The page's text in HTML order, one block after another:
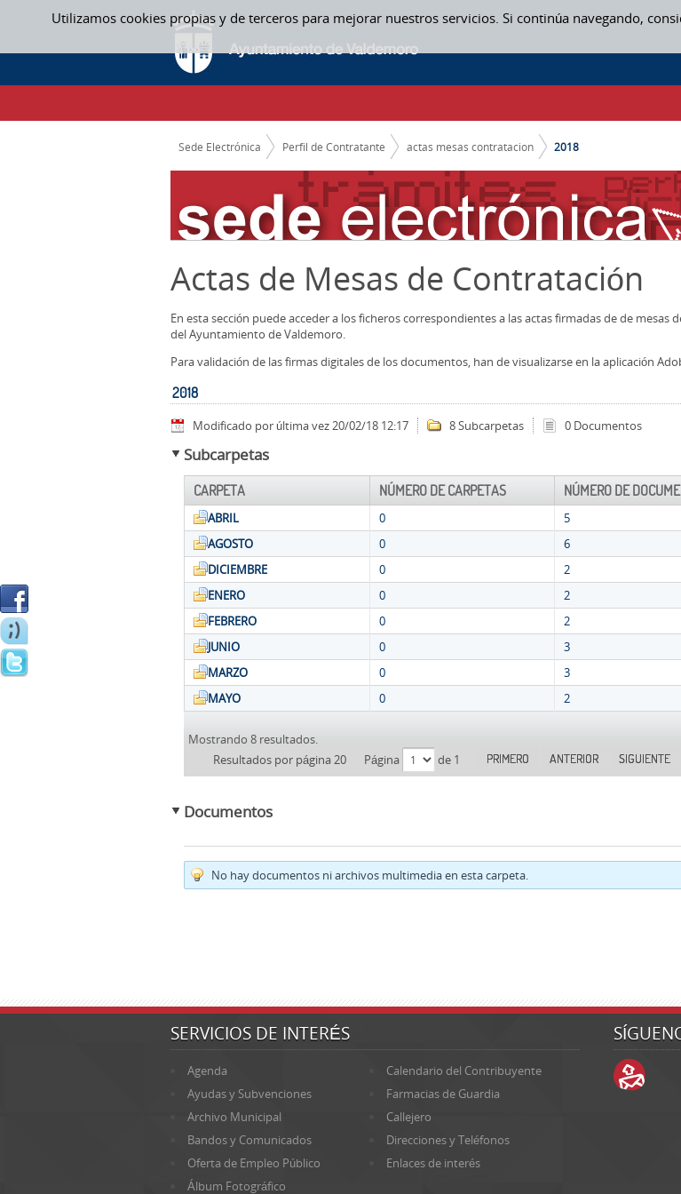
Utilizamos cookies propias y de terceros para mejorar nuestros servicios. Si continúa navegando,
Saltar al contenido
2018 - ACTAS MESAS CONTRATACION
CAMINO DE MIGAS
Sede Electrónica Perfil de Contratante actas mesas contratacion 2018
Actas de Mesas de Contratación
En esta sección puede acceder a los ficheros correspondientes a las actas firmadas de de mesas
del Ayuntamiento de Valdemoro.
Para validación de las firmas digitales de los documentos, han de visualizarse en la aplicación
2018
Modificado por última vez 20/02/18 12:17 8 Subcarpetas 0 Documentos
Subcarpetas
CARPETA NÚMERO DE CARPETAS NÚMERO DE
ABRIL 0
5
AGOSTO
0
6
DICIEMBRE
0
2
ENERO
0
2
FEBRERO
0
2
JUNIO
0
3
MARZO
0
3
MAYO
0 2
Mostrando 8 resultados.
Resultados por página 20
Página de 1 PRIMERO ANTERIOR SIGUIENTE
Documentos
No hay documentos ni archivos multimedia en esta carpeta.
SERVICIOS DE INTERÉS
Agenda
Calendario del Contribuyente
Ayudas y Subvenciones
Farmacias de Guardia
Archivo Municipal
Callejero
Bandos y Comunicados
Direcciones y Teléfonos
Oferta de Empleo Público
Enlaces de interés
Álbum Fotográfico